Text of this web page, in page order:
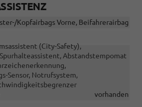
Kopfairbags Vorne, Beifahrerairbag
(City-Safety),
Abstandstempomat
Sensor, Notrufsystem,
vorhanden